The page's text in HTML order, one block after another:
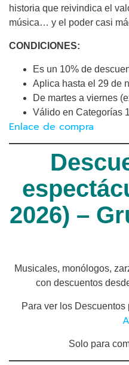
historia que reivindica el
música… y el poder casi
CONDICIONES:
Es un 10% de
Aplica hasta el 29 de
De martes a viernes
Válido en Categorías
Enlace de compra
2026) –
Musicales, monólogos,
con descuentos
Para ver los
Solo para